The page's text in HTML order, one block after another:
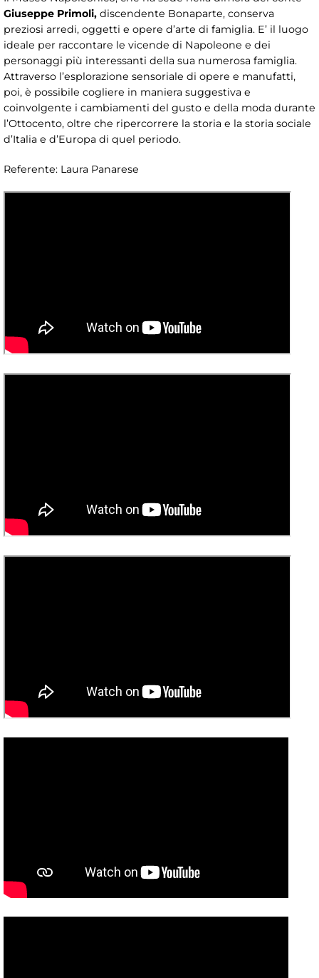
Giuseppe Primoli, discendente Bonaparte, conserva
preziosi arredi, oggetti e opere d’arte di famiglia. E’ il luogo
ideale per raccontare le vicende di Napoleone e dei
personaggi più interessanti della sua numerosa famiglia.
Attraverso l’esplorazione sensoriale di opere e manufatti,
poi, è possibile cogliere in maniera suggestiva e
coinvolgente i cambiamenti del gusto e della moda durante
l’Ottocento, oltre che ripercorrere la storia e la storia sociale
d’Italia e d’Europa di quel periodo.
Referente: Laura Panarese